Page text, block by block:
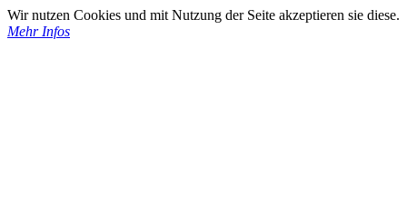
Wir nutzen Cookies und mit Nutzung der Seite akzeptieren sie diese.
Mehr Infos